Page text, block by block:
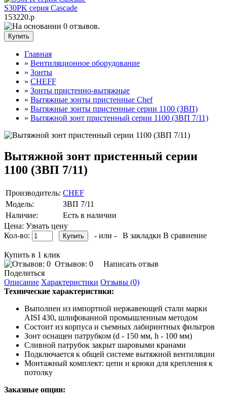
S30PK серия Cascade
153220.р
Главная
» Вентиляционное оборудование
» Зонты
» CHEFF
» Зонты пристенно-вытяжные
» Вытяжные зонты пристенные Chef
» Вытяжные зонты пристенные серии 1100 (ЗВП)
» Вытяжной зонт пристенный серии 1100 (ЗВП 7/11)
Вытяжной зонт пристенный серии
1100 (ЗВП 7/11)
Производитель: CHEF
Модель:
ЗВП 7/11
Наличие:
Есть в наличии
Цена: Узнать цену
Кол-во:
- или - В закладки В сравнение
Купить в 1 клик
Отзывов: 0
Написать отзыв
Поделиться
Описание Характеристики Отзывы (0)
Технические характеристики:
Выполнен из импортной нержавеющей стали марки
AISI 430, шлифованной промышленным методом
Состоит из корпуса и съемных лабиринтных фильтров
Зонт оснащен патрубком (d - 150 мм, h - 100 мм)
Сливной патрубок закрыт шаровыми кранами
Подключается к общей системе вытяжной вентиляции
Монтажный комплект: цепи и крюки для крепления к
потолку
Заказные опции: